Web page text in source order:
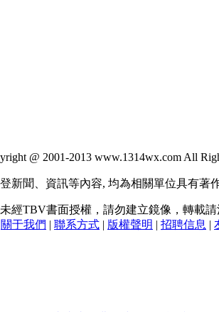
@ 2001-2013 www.1314wx.com All
、資訊等內容, 均為相關單位具有著作
書面授權，請勿建立鏡像，轉載請
關于我們 | 聯系方式 | 版權聲明 | 招聘信息 |